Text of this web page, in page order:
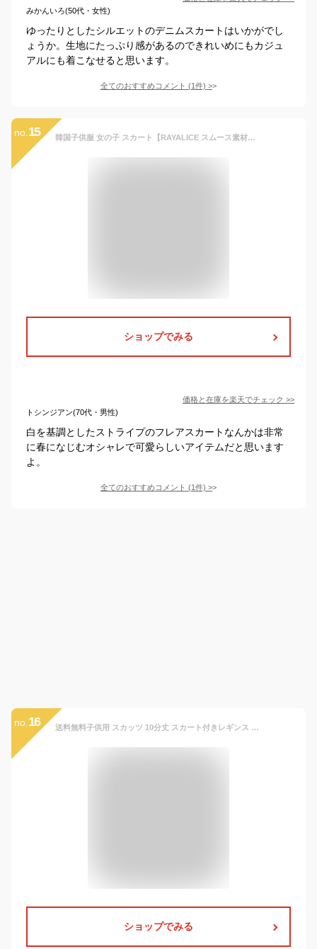
みかんいろ(50代・女性)
ゆったりとしたシルエットのデニムスカートはいかがでし
ょうか。生地にたっぷり感があるのできれいめにもカジュ
アルにも着こなせると思います。
全てのおすすめコメント (1件) >
no. 15 韓国子供服 女の子 スカート【RAYALICE スムース素材キッズ ジュニア フレアスカート】110cm 120cm 130cm 140cm 150cm 160cm ミニスカート韓国子供服 LOVE ANGEL ラブエンジェル RAYALICE レイアリス 子供服 スカート 女の子 ストライプ 無地 黒 ブラック 160cm
ショップでみる
価格と在庫を楽天でチェック >>
トシンジアン(70代・男性)
白を基調としたストライプのフレアスカートなんかは非常
に春になじむオシャレで可愛らしいアイテムだと思います
よ。
全てのおすすめコメント (1件) >
no. 16 送料無料子供用 スカッツ 10分丈 スカート付きレギンス レギンス付きスカート スパッツ ミニスカート フレアスカート ウエストゴム ボトムス 蝶柄 花柄 バタフライ フラワー 可愛い かわいい 女の子 女児 キッズ 子供服 子ども服 こども服 高学年
ショップでみる